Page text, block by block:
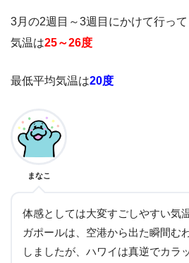
3月の2週目～3週目にかけて行っ
気温は25～26度
最低平均気温は20度
まなこ
体感としては大変すごしやすい気
ガポールは、空港から出た瞬間む
しましたが、ハワイは真逆でカラ